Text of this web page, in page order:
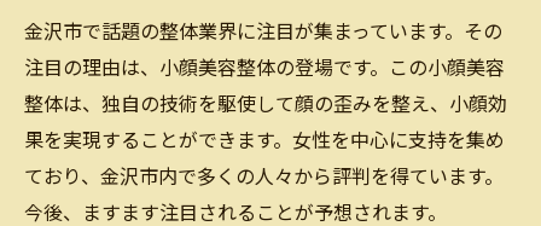
金沢市で話題の整体業界に注目が集まっています。その
注目の理由は、小顔美容整体の登場です。この小顔美容
整体は、独自の技術を駆使して顔の歪みを整え、小顔効
果を実現することができます。女性を中心に支持を集め
ており、金沢市内で多くの人々から評判を得ています。
今後、ますます注目されることが予想されます。